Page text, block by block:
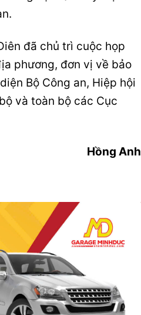
đã chủ trì cuộc họp
phương, đơn vị về bảo
Bộ Công an, Hiệp hội
và toàn bộ các Cục
Hồng Anh